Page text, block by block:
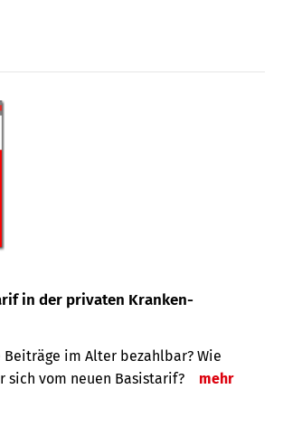
in der privaten Kranken­
im Alter bezahlbar? Wie
sich vom neuen Basistarif?
mehr